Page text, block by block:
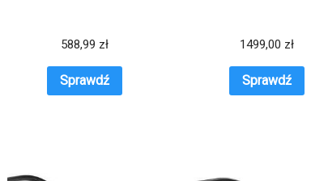
588,99 zł
Sprawdź
1499,00 zł
Sprawdź